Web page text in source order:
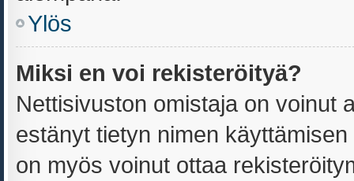
Ylös
Miksi en voi rekisteröityä?
Nettisivuston omistaja on voinut
estänyt tietyn nimen
on myös voinut ottaa